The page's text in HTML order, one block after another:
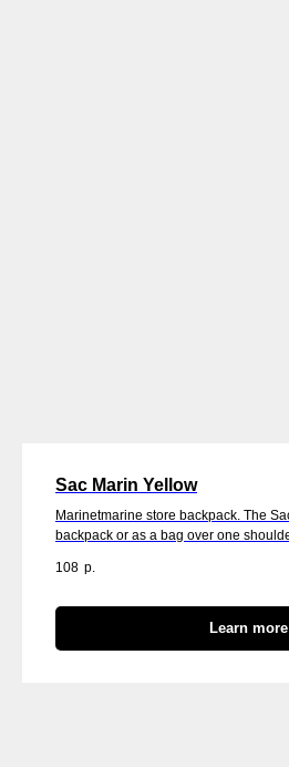
Sac Marin Yellow
Marinetmarine store backpack. The
backpack or as a bag over one
108 р.
Learn more